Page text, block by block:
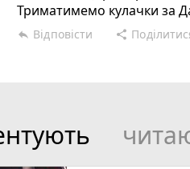
Триматимемо кулачки за
reply Відповісти share